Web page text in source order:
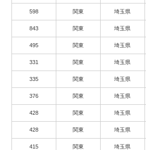
598 関東 埼玉県
843 関東 埼玉県
495 関東 埼玉県
331 関東 埼玉県
335 関東 埼玉県
376 関東 埼玉県
428 関東 埼玉県
428 関東 埼玉県
415 関東 埼玉県